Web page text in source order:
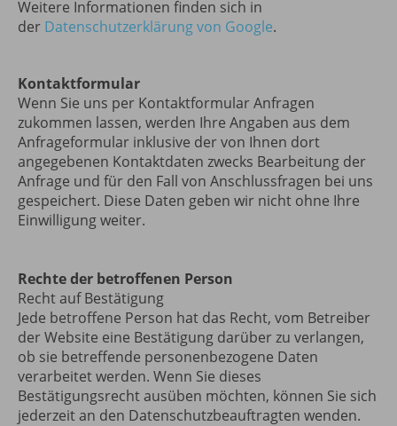
Weitere Informationen finden sich in
der Datenschutzerklärung von Google.
Kontaktformular
Wenn Sie uns per Kontaktformular Anfragen
zukommen lassen, werden Ihre Angaben aus dem
Anfrageformular inklusive der von Ihnen dort
angegebenen Kontaktdaten zwecks Bearbeitung der
Anfrage und für den Fall von Anschlussfragen bei uns
gespeichert. Diese Daten geben wir nicht ohne Ihre
Einwilligung weiter.
Rechte der betroffenen Person
Recht auf Bestätigung
Jede betroffene Person hat das Recht, vom Betreiber
der Website eine Bestätigung darüber zu verlangen,
ob sie betreffende personenbezogene Daten
verarbeitet werden. Wenn Sie dieses
Bestätigungsrecht ausüben möchten, können Sie sich
jederzeit an den Datenschutzbeauftragten wenden.